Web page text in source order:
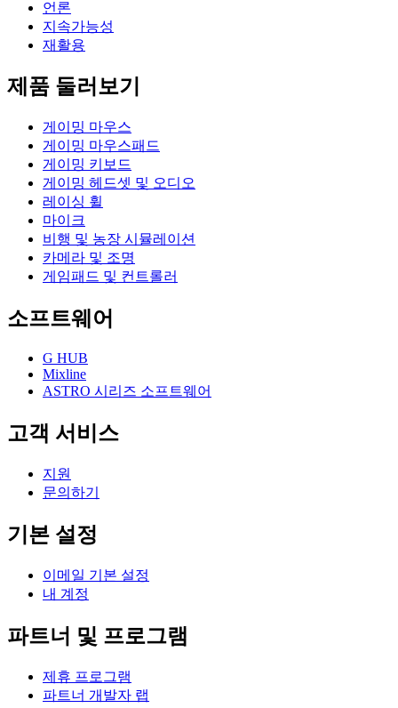
언론
지속가능성
재활용
제품 둘러보기
게이밍 마우스
게이밍 마우스패드
게이밍 키보드
게이밍 헤드셋 및 오디오
레이싱 휠
마이크
비행 및 농장 시뮬레이션
카메라 및 조명
게임패드 및 컨트롤러
소프트웨어
G HUB
Mixline
ASTRO 시리즈 소프트웨어
고객 서비스
지원
문의하기
기본 설정
이메일 기본 설정
내 계정
파트너 및 프로그램
제휴 프로그램
파트너 개발자 랩